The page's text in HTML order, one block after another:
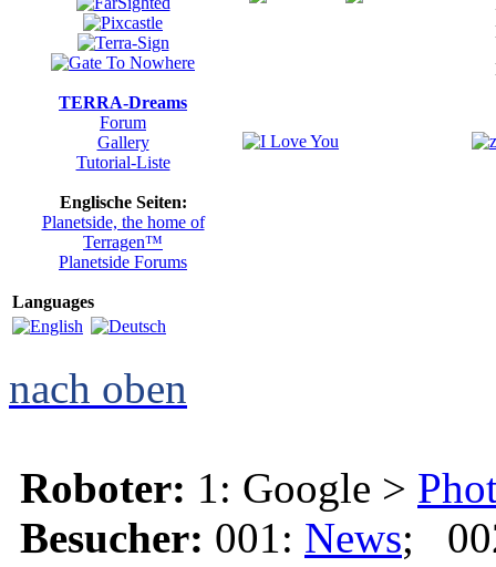
TERRA-Dreams
Forum
Gallery
Tutorial-Liste
Englische Seiten:
Planetside, the home of
Terragen™
Planetside Forums
Languages
nach oben
Roboter: 1: Google >
Besucher: 001: News;